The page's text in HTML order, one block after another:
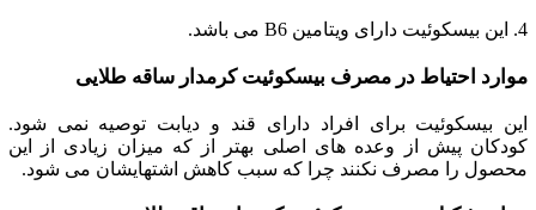
4. این بیسکوئیت دارای ویتامین B6 می باشد.
موارد احتیاط در مصرف بیسکوئیت کرمدار ساقه طلایی
این بیسکوئیت برای افراد دارای قند و دیابت توصیه نمی شود.
کودکان پیش از وعده های اصلی بهتر از که میزان زیادی از این
محصول را مصرف نکنند چرا که سبب کاهش اشتهایشان می شود.